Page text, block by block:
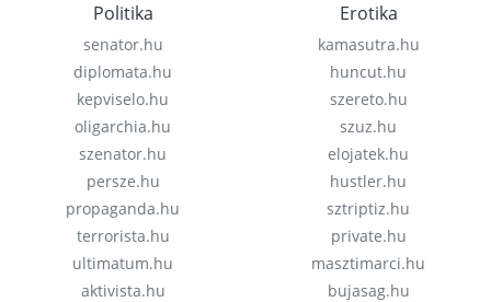
Politika
senator.hu
diplomata.hu
kepviselo.hu
oligarchia.hu
szenator.hu
persze.hu
propaganda.hu
terrorista.hu
ultimatum.hu
aktivista.hu
Erotika
kamasutra.hu
huncut.hu
szereto.hu
szuz.hu
elojatek.hu
hustler.hu
sztriptiz.hu
private.hu
masztimarci.hu
bujasag.hu